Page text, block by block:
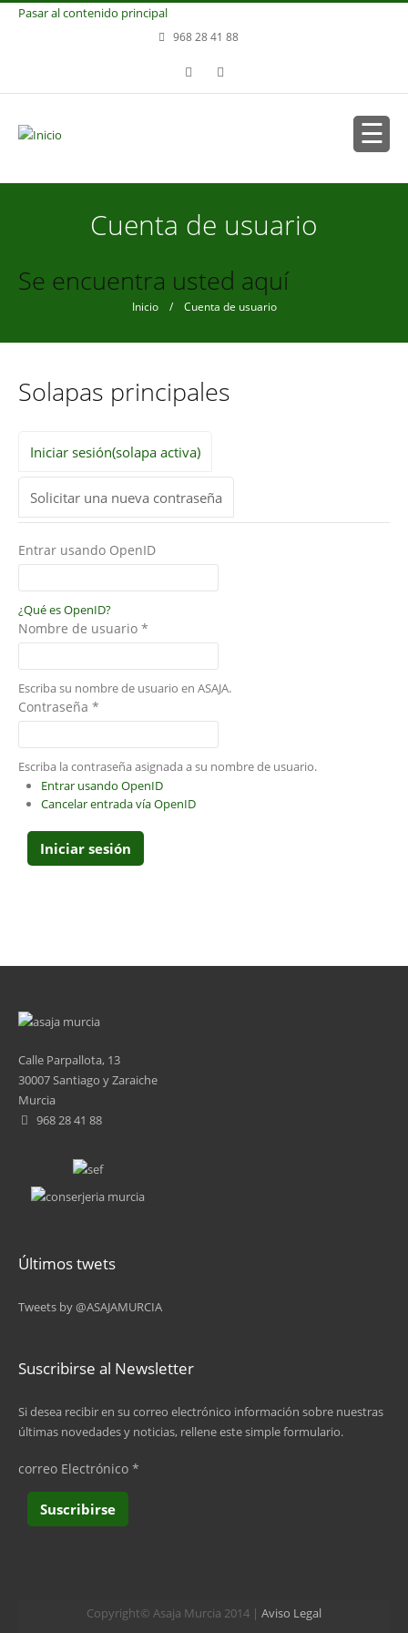
Pasar al contenido principal
968 28 41 88
Cuenta de usuario
Se encuentra usted aquí
Inicio/ Cuenta de usuario
Solapas principales
Iniciar sesión(solapa activa)
Solicitar una nueva contraseña
Entrar usando OpenID
¿Qué es OpenID?
Nombre de usuario *
Escriba su nombre de usuario en ASAJA.
Contraseña *
Escriba la contraseña asignada a su nombre de usuario.
Entrar usando OpenID
Cancelar entrada vía OpenID
Calle Parpallota, 13
30007 Santiago y Zaraiche
Murcia
968 28 41 88
Últimos twets
Tweets by @ASAJAMURCIA
Suscribirse al Newsletter
Si desea recibir en su correo electrónico información sobre nuestras
últimas novedades y noticias, rellene este simple formulario.
correo Electrónico *
Copyright© Asaja Murcia 2014 | Aviso Legal